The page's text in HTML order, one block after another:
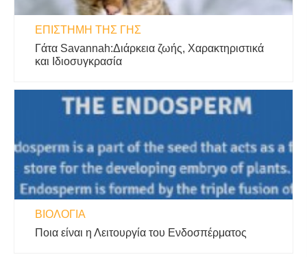
ΕΠΙΣΤΉΜΗ ΤΗΣ ΓΗΣ
Γάτα Savannah:Διάρκεια ζωής, Χαρακτηριστικά
και Ιδιοσυγκρασία
ΒΙΟΛΟΓΊΑ
Ποια είναι η Λειτουργία του Ενδοσπέρματος